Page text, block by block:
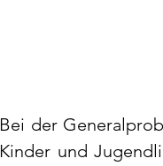
Bei der
Kinder und